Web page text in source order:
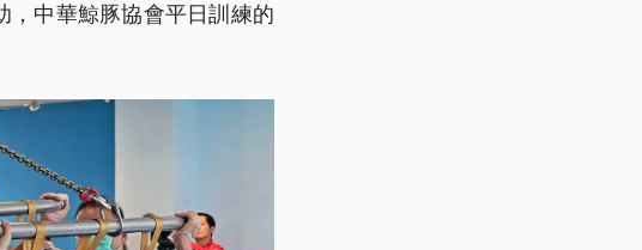
，中華鯨豚協會平日訓練的